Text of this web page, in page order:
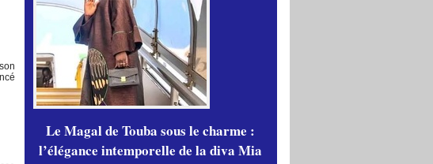
Le Magal de Touba sous le charme :
l’élégance intemporelle de la diva Mia